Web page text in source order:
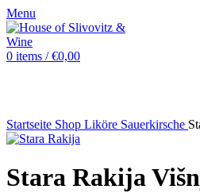
Menu
0 items / €0,00
Startseite Shop Liköre Sauerkirsche
Stara Rakija